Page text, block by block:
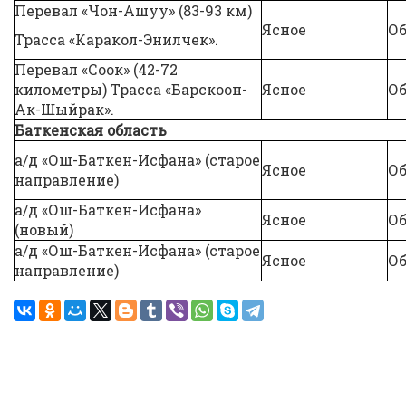
Перевал «Чон-Ашуу» (83-93 км)
Трасса «Каракол-Энилчек».
Ясное
Перевал «Соок» (42-72
километры) Трасса «Барскоон-
Ак-Шыйрак».
Ясное
Баткенская область
а/д «Ош-Баткен-Исфана» (старое
направление)
Ясное
а/д «Ош-Баткен-Исфана»
(новый)
Ясное
а/д «Ош-Баткен-Исфана» (старое
направление)
Ясное